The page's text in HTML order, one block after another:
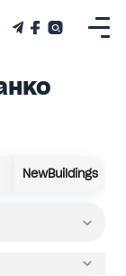
NewBuildings